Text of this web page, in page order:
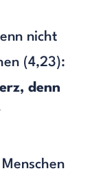
nicht
(4,23):
denn